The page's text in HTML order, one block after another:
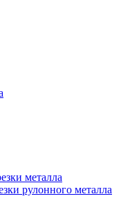
металла
рулонного металла